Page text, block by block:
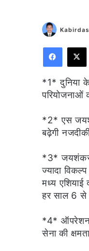
X
*1* दुनिया
परियोजनाओं
*2* एस
बढ़ेगी
*3* जयशंकर ने
ज्यादा
मध्य
हर साल 6 से
*4* ऑपरेशन
सेना की